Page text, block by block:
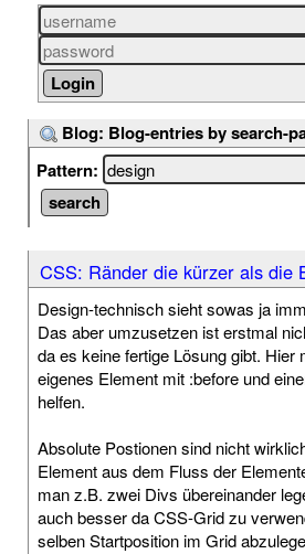
Blog: Blog-entries by search-
Pattern:
CSS: Ränder die kürzer als die
Design-technisch sieht sowas ja
Das aber umzusetzen ist erstmal
da es keine fertige Lösung gibt. Hier
eigenes Element mit :before und
helfen.
Absolute Postionen sind nicht
Element aus dem Fluss der
man z.B. zwei Divs übereinander
auch besser da CSS-Grid zu
selben Startposition im Grid